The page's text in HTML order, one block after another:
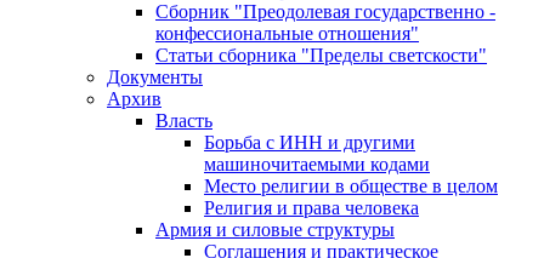
Сборник "Преодолевая государственно -
конфессиональные отношения"
Статьи сборника "Пределы светскости"
Документы
Архив
Власть
Борьба с ИНН и другими
машиночитаемыми кодами
Место религии в обществе в целом
Религия и права человека
Армия и силовые структуры
Соглашения и практическое